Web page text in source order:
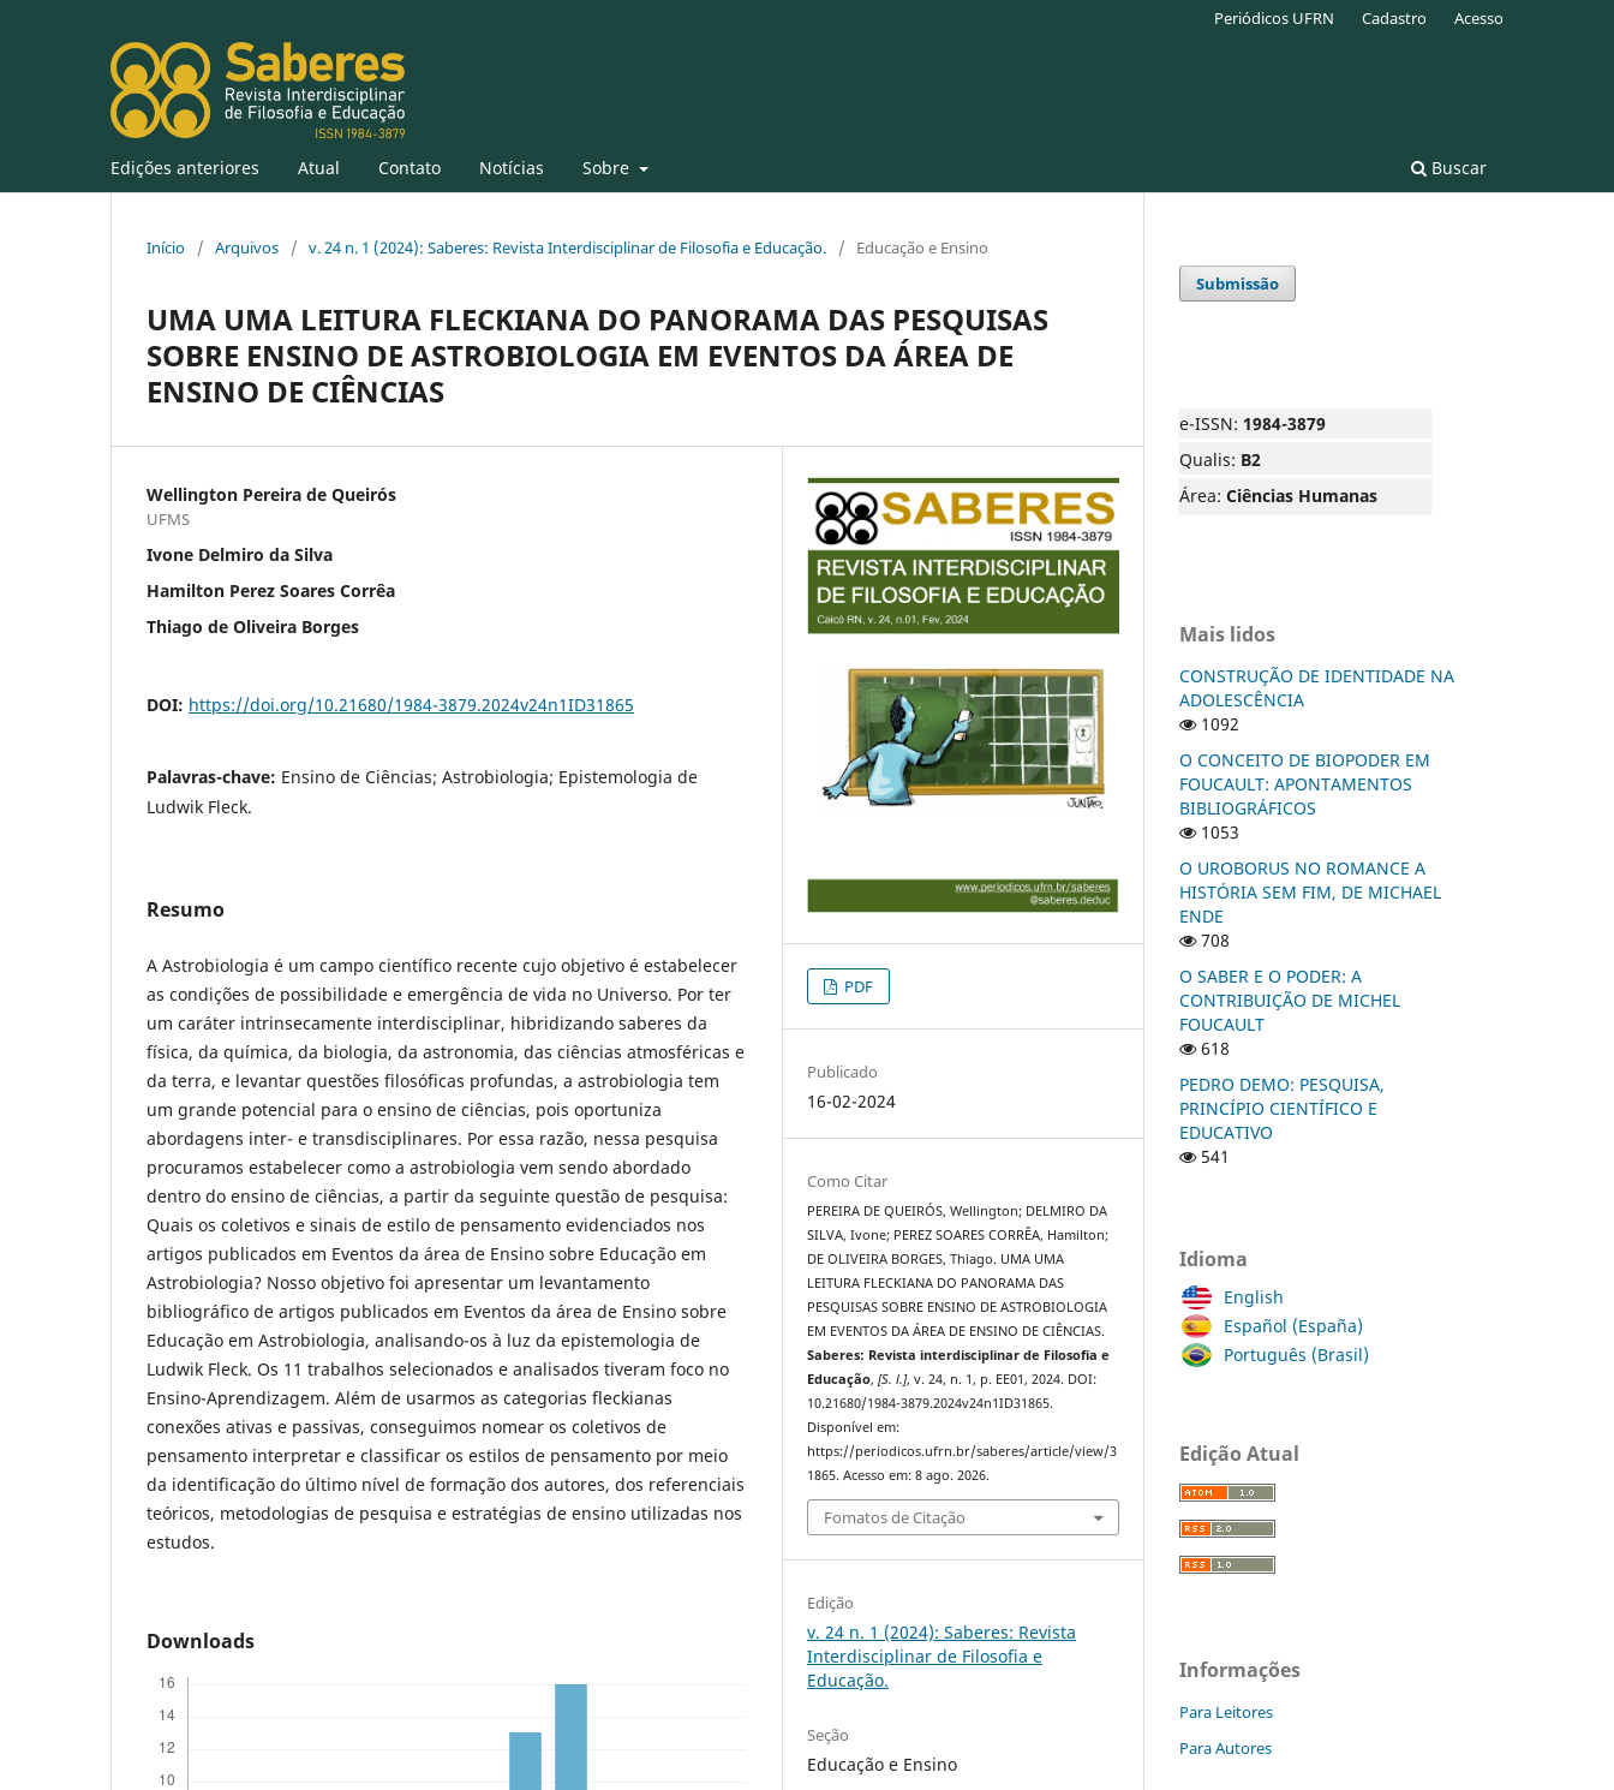
Edições anteriores Atual Contato Notícias Sobre Buscar
Periódicos UFRN Cadastro Acesso
Início / Arquivos / v. 24 n. 1 (2024): Saberes: Revista Interdisciplinar de Filosofia e Educação. / Educação e Ensino
UMA UMA LEITURA FLECKIANA DO PANORAMA DAS PESQUISAS
SOBRE ENSINO DE ASTROBIOLOGIA EM EVENTOS DA ÁREA DE
ENSINO DE CIÊNCIAS
Wellington Pereira de Queirós
UFMS
Ivone Delmiro da Silva
Hamilton Perez Soares Corrêa
Thiago de Oliveira Borges
DOI: https://doi.org/10.21680/1984-3879.2024v24n1ID31865
Palavras-chave: Ensino de Ciências; Astrobiologia; Epistemologia de
Ludwik Fleck.
Resumo
A Astrobiologia é um campo científico recente cujo objetivo é estabelecer
as condições de possibilidade e emergência de vida no Universo. Por ter
um caráter intrinsecamente interdisciplinar, hibridizando saberes da
física, da química, da biologia, da astronomia, das ciências atmosféricas e
da terra, e levantar questões filosóficas profundas, a astrobiologia tem
um grande potencial para o ensino de ciências, pois oportuniza
abordagens inter- e transdisciplinares. Por essa razão, nessa pesquisa
procuramos estabelecer como a astrobiologia vem sendo abordado
dentro do ensino de ciências, a partir da seguinte questão de pesquisa:
Quais os coletivos e sinais de estilo de pensamento evidenciados nos
artigos publicados em Eventos da área de Ensino sobre Educação em
Astrobiologia? Nosso objetivo foi apresentar um levantamento
bibliográfico de artigos publicados em Eventos da área de Ensino sobre
Educação em Astrobiologia, analisando-os à luz da epistemologia de
Ludwik Fleck. Os 11 trabalhos selecionados e analisados tiveram foco no
Ensino-Aprendizagem. Além de usarmos as categorias fleckianas
conexões ativas e passivas, conseguimos nomear os coletivos de
pensamento interpretar e classificar os estilos de pensamento por meio
da identificação do último nível de formação dos autores, dos referenciais
teóricos, metodologias de pesquisa e estratégias de ensino utilizadas nos
estudos.
Downloads
PDF
Publicado
16-02-2024
Como Citar
PEREIRA DE QUEIRÓS, Wellington; DELMIRO DA
SILVA, Ivone; PEREZ SOARES CORRÊA, Hamilton;
DE OLIVEIRA BORGES, Thiago. UMA UMA
LEITURA FLECKIANA DO PANORAMA DAS
PESQUISAS SOBRE ENSINO DE ASTROBIOLOGIA
EM EVENTOS DA ÁREA DE ENSINO DE CIÊNCIAS.
Saberes: Revista interdisciplinar de Filosofia e
Educação,[S. l.], v. 24, n. 1, p. EE01, 2024. DOI:
10.21680/1984-3879.2024v24n1ID31865.
Disponível em:
https://periodicos.ufrn.br/saberes/article/view/3
1865. Acesso em: 8 ago. 2026.
Fomatos de Citação
Edição
v. 24 n. 1 (2024): Saberes: Revista
Interdisciplinar de Filosofia e
Educação.
Seção
Educação e Ensino
Submissão
e-ISSN: 1984-3879
Qualis: B2
Área: Ciências Humanas
Mais lidos
CONSTRUÇÃO DE IDENTIDADE NA
ADOLESCÊNCIA
1092
O CONCEITO DE BIOPODER EM
FOUCAULT: APONTAMENTOS
BIBLIOGRÁFICOS
1053
O UROBORUS NO ROMANCE A
HISTÓRIA SEM FIM, DE MICHAEL
ENDE
708
O SABER E O PODER: A
CONTRIBUIÇÃO DE MICHEL
FOUCAULT
618
PEDRO DEMO: PESQUISA,
PRINCÍPIO CIENTÍFICO E
EDUCATIVO
541
Idioma
English
Español (España)
Português (Brasil)
Edição Atual
Informações
Para Leitores
Para Autores